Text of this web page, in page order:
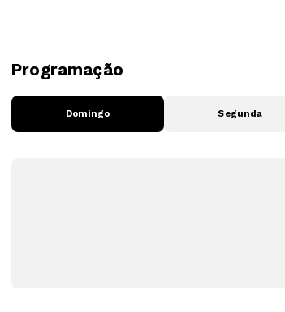
Programação
Domingo Segunda